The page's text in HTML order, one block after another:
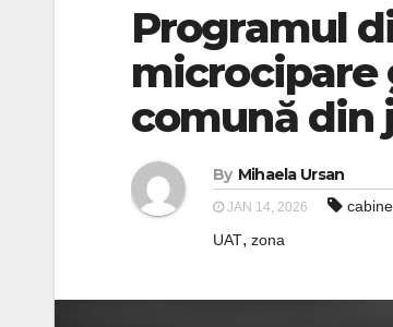
Programul
microcipare
comună din
By Mihaela Ursan
JAN 14, 2026
UAT, zona